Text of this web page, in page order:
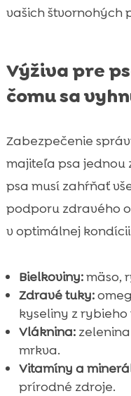
vašich štvornohých
Výživa pre
čomu sa
Zabezpečenie
majiteľa psa jednou
psa musí zahŕňať
podporu zdravého
v optimálnej kondícii.
Bielkoviny:mäso,
Zdravé tuky:
kyseliny z
Vláknina:
mrkva.
Vitamíny a
prírodné zdroje.